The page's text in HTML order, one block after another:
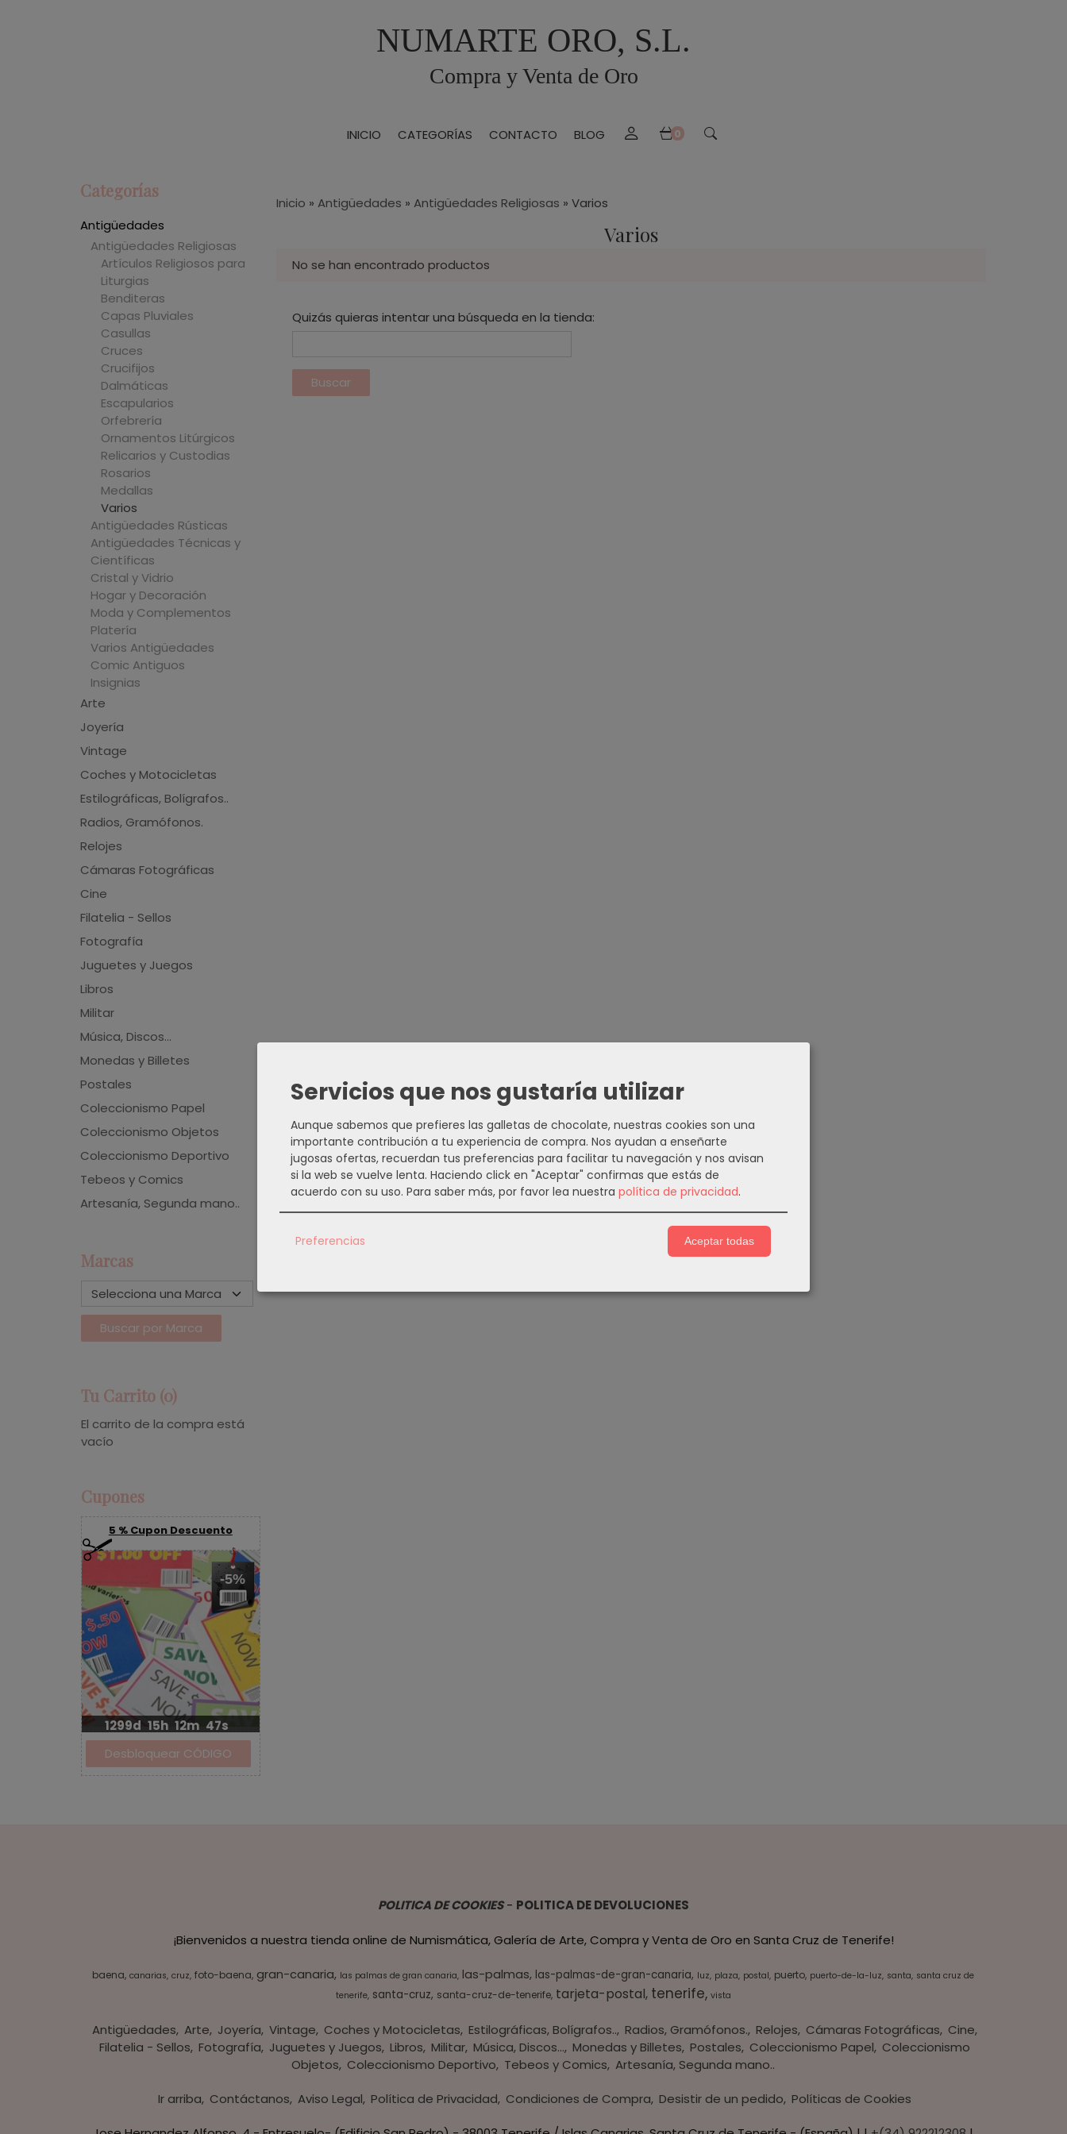
NUMARTE ORO, S.L.
Compra y Venta de Oro
INICIO CATEGORÍAS CONTACTO BLOG 0
Categorías
Antigüedades
Antigüedades Religiosas
Artículos Religiosos para
Liturgias
Benditeras
Capas Pluviales
Casullas
Cruces
Crucifijos
Dalmáticas
Escapularios
Orfebrería
Ornamentos Litúrgicos
Relicarios y Custodias
Rosarios
Medallas
Varios
Antigüedades Rústicas
Antigüedades Técnicas y
Científicas
Cristal y Vidrio
Hogar y Decoración
Moda y Complementos
Platería
Varios Antigüedades
Comic Antiguos
Insignias
Arte
Joyería
Vintage
Coches y Motocicletas
Estilográficas, Bolígrafos..
Radios, Gramófonos.
Relojes
Cámaras Fotográficas
Cine
Filatelia - Sellos
Fotografía
Juguetes y Juegos
Libros
Militar
Música, Discos...
Monedas y Billetes
Postales
Coleccionismo Papel
Coleccionismo Objetos
Coleccionismo Deportivo
Tebeos y Comics
Artesanía, Segunda mano..
Marcas
Tu Carrito (0)
El carrito de la compra está
vacío
Cupones
5 % Cupon Descuento
-5%
1299d 15h 12m 46s
Inicio » Antigüedades » Antigüedades Religiosas » Varios
Varios
No se han encontrado productos
Quizás quieras intentar una búsqueda en la tienda:
POLITICA DE COOKIES- POLITICA DE DEVOLUCIONES
¡Bienvenidos a nuestra tienda online de Numismática, Galería de Arte, Compra y Venta de Oro en Santa Cruz de Tenerife!
baena canarias cruz foto-baena gran-canaria las palmas de gran canaria las-palmas las-palmas-de-gran-canaria luz plaza postal puerto puerto-de-la-luz santa santa cruz de
tenerife santa-cruz santa-cruz-de-tenerife tarjeta-postal tenerife vista
Antigüedades Arte Joyería Vintage Coches y Motocicletas Estilográficas, Bolígrafos.. Radios, Gramófonos. Relojes Cámaras Fotográficas Cine
Filatelia - Sellos Fotografía Juguetes y Juegos Libros Militar Música, Discos... Monedas y Billetes Postales Coleccionismo Papel Coleccionismo
Objetos Coleccionismo Deportivo Tebeos y Comics Artesanía, Segunda mano..
Ir arriba Contáctanos Aviso Legal Política de Privacidad Condiciones de Compra Desistir de un pedido Políticas de Cookies
Servicios que nos gustaría utilizar
Aunque sabemos que prefieres las galletas de chocolate, nuestras cookies son una
importante contribución a tu experiencia de compra. Nos ayudan a enseñarte
jugosas ofertas, recuerdan tus preferencias para facilitar tu navegación y nos avisan
si la web se vuelve lenta. Haciendo click en "Aceptar" confirmas que estás de
acuerdo con su uso. Para saber más, por favor lea nuestra política de privacidad.
Preferencias Aceptar todas